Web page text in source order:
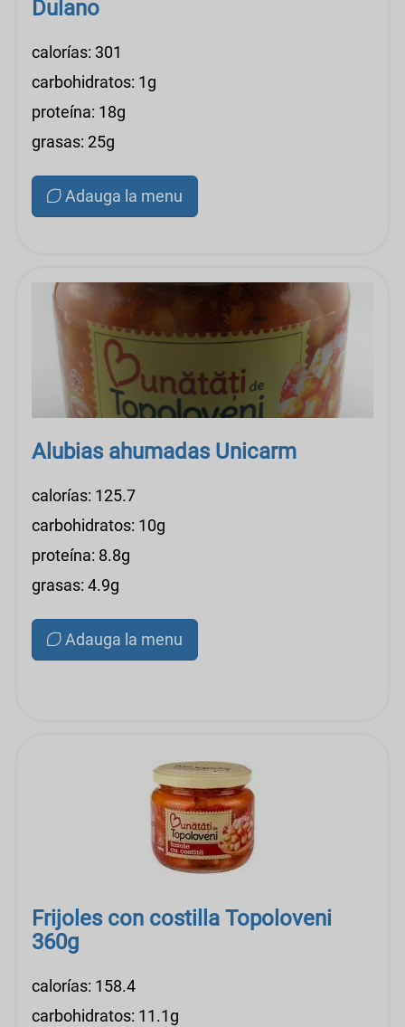
Dulano
calorías: 301
carbohidratos: 1g
proteína: 18g
grasas: 25g
Adauga la menu
Alubias ahumadas Unicarm
calorías: 125.7
carbohidratos: 10g
proteína: 8.8g
grasas: 4.9g
Adauga la menu
Frijoles con costilla Topoloveni
360g
calorías: 158.4
carbohidratos: 11.1g